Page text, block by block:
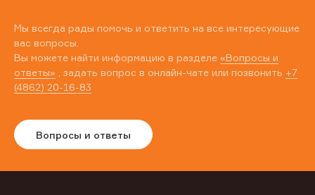
Мы всегда рады помочь и ответить на все интересующие
вас вопросы.
Вы можете найти информацию в разделе «Вопросы и
ответы» , задать вопрос в онлайн-чате или позвонить +7
(4862) 20-16-83
Вопросы и ответы